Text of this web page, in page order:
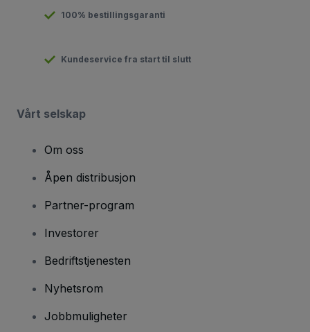
100% bestillingsgaranti
Kundeservice fra start til slutt
Vårt selskap
Om oss
Åpen distribusjon
Partner-program
Investorer
Bedriftstjenesten
Nyhetsrom
Jobbmuligheter